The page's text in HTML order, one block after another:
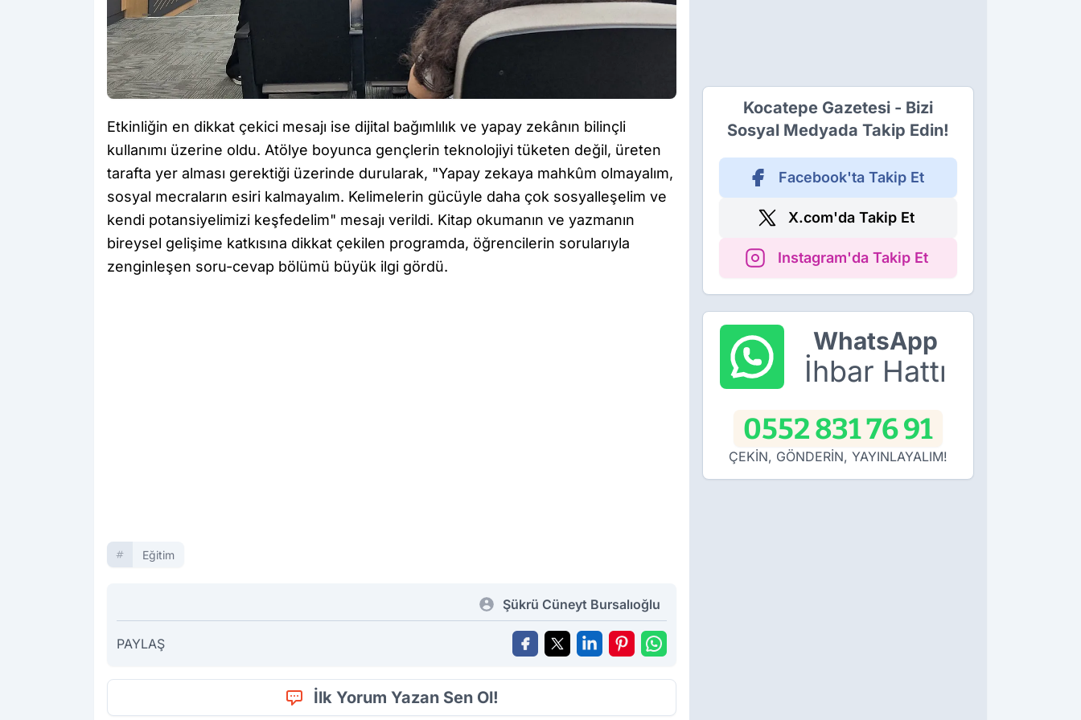
Etkinliğin en dikkat çekici mesajı ise dijital bağımlılık ve yapay zekânın bilinçli
kullanımı üzerine oldu. Atölye boyunca gençlerin teknolojiyi tüketen değil, üreten
tarafta yer alması gerektiği üzerinde durularak, "Yapay zekaya mahkûm olmayalım,
sosyal mecraların esiri kalmayalım. Kelimelerin gücüyle daha çok sosyalleşelim ve
kendi potansiyelimizi keşfedelim" mesajı verildi. Kitap okumanın ve yazmanın
bireysel gelişime katkısına dikkat çekilen programda, öğrencilerin sorularıyla
zenginleşen soru-cevap bölümü büyük ilgi gördü.
Eğitim
Şükrü Cüneyt Bursalıoğlu
PAYLAŞ
İlk Yorum Yazan Sen Ol!
Kocatepe Gazetesi - Bizi
Sosyal Medyada Takip Edin!
Facebook'ta Takip Et
X.com'da Takip Et
Instagram'da Takip Et
WhatsApp
İhbar Hattı
0552 831 76 91
ÇEKİN, GÖNDERİN, YAYINLAYALIM!